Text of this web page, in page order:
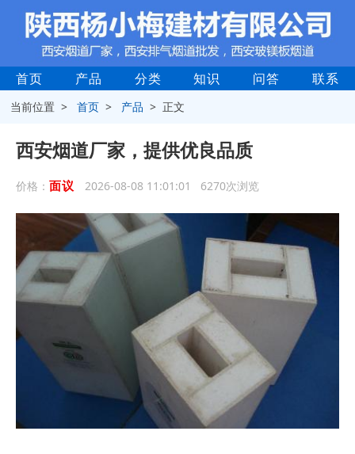
首页 产品 分类 知识 问答 联系
当前位置 >首页 > 产品 > 正文
西安烟道厂家，提供优良品质
价格： 面议 2026-08-08 11:01:01 6270次浏览